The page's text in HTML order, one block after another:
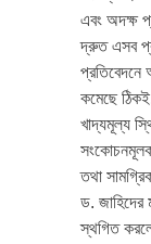
এবং অদক্ষ
দ্রুত এসব
প্রতিবেদনে
কমেছে
খাদ্যমূল্য
সংকোচনমূলক
তথা
ড.
স্থগিত